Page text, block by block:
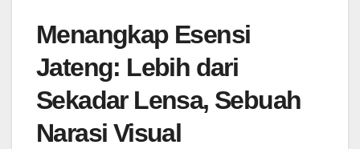
Menangkap Esensi
Jateng: Lebih dari
Sekadar Lensa, Sebuah
Narasi Visual